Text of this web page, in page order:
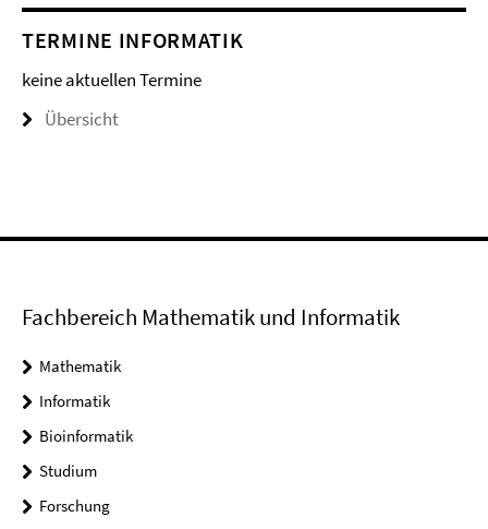
TERMINE INFORMATIK
keine aktuellen Termine
Übersicht
Fachbereich Mathematik und Informatik
Mathematik
Informatik
Bioinformatik
Studium
Forschung